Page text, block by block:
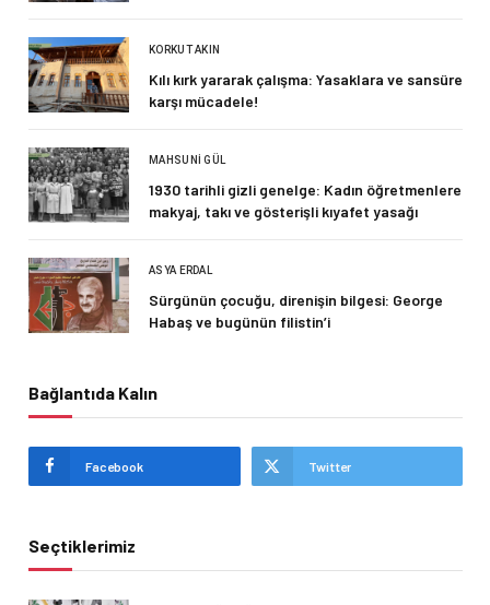
KORKUT AKIN
Kılı kırk yararak çalışma: Yasaklara ve sansüre
karşı mücadele!
MAHSUNI GÜL
1930 tarihli gizli genelge: Kadın öğretmenlere
makyaj, takı ve gösterişli kıyafet yasağı
ASYA ERDAL
Sürgünün çocuğu, direnişin bilgesi: George
Habaş ve bugünün filistin’i
Bağlantıda Kalın
Facebook Twitter
Seçtiklerimiz